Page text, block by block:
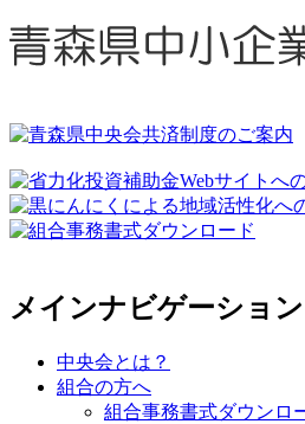
メインナビゲーション
中央会とは？
組合の方へ
組合事務書式ダウンロ